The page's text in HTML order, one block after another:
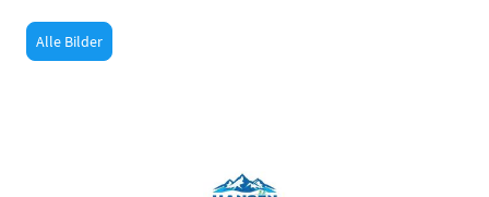
Alle Bilder